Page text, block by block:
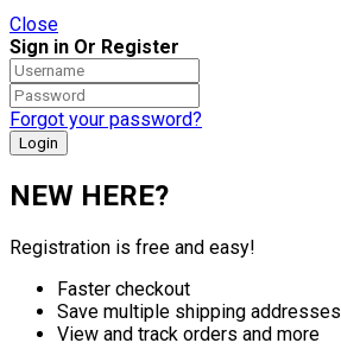
Close
Sign in Or Register
Forgot your password?
NEW HERE?
Registration is free and easy!
Faster checkout
Save multiple shipping addresses
View and track orders and more